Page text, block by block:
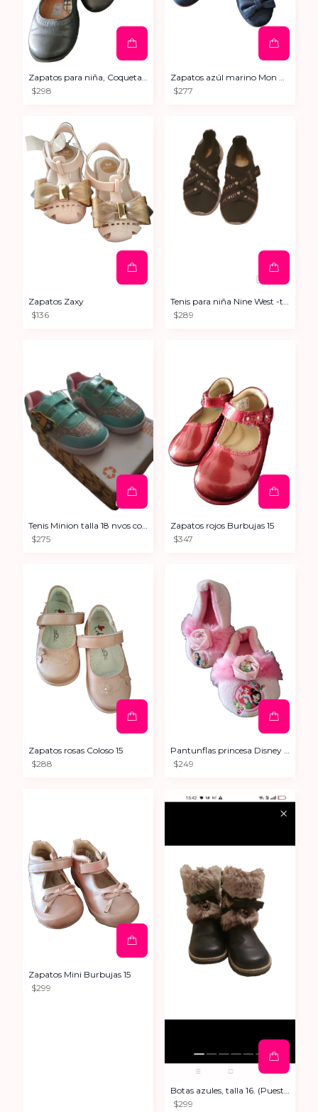
$298
$277
Zapatos Zaxy
$136
$289
Tenis Minion talla 18 nvos con etiqueta
$275
Zapatos rojos Burbujas 15
$347
Zapatos rosas Coloso 15
$288
$249
Zapatos Mini Burbujas 15
$299
Botas azules, talla 16. (Puestas una vez).
$299